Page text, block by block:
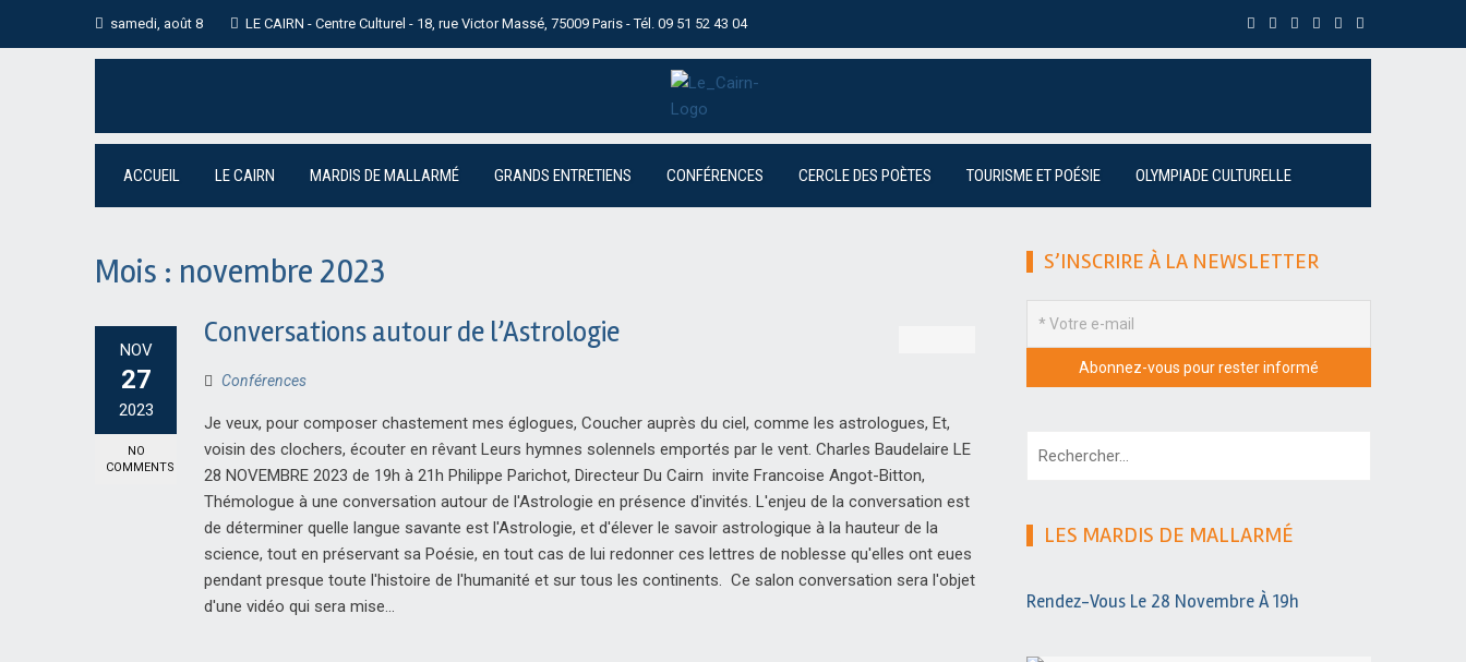
samedi, août 8 LE CAIRN - Centre Culturel - 18, rue Victor Massé, 75009 Paris - Tél. 09 51 52 43 04
ACCUEIL LE CAIRN MARDIS DE MALLARMÉ GRANDS ENTRETIENS CONFÉRENCES CERCLE DES POÈTES TOURISME ET POÉSIE OLYMPIADE CULTURELLE
Mois : novembre 2023
NOV
27
2023
NO
COMMENTS
Conversations autour de l’Astrologie
Conférences
Je veux, pour composer chastement mes églogues, Coucher auprès du ciel, comme les astrologues, Et,
voisin des clochers, écouter en rêvant Leurs hymnes solennels emportés par le vent. Charles Baudelaire LE
28 NOVEMBRE 2023 de 19h à 21h Philippe Parichot, Directeur Du Cairn invite Francoise Angot-Bitton,
Thémologue à une conversation autour de l'Astrologie en présence d'invités. L'enjeu de la conversation est
de déterminer quelle langue savante est l'Astrologie, et d'élever le savoir astrologique à la hauteur de la
science, tout en préservant sa Poésie, en tout cas de lui redonner ces lettres de noblesse qu'elles ont eues
pendant presque toute l'histoire de l'humanité et sur tous les continents. Ce salon conversation sera l'objet
d'une vidéo qui sera mise...
S’INSCRIRE À LA NEWSLETTER
LES MARDIS DE MALLARMÉ
Rendez-Vous Le 28 Novembre À 19h